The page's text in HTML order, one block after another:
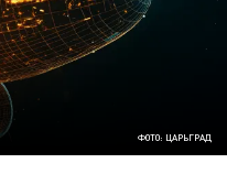
ФОТО: ЦАРЬГРАД